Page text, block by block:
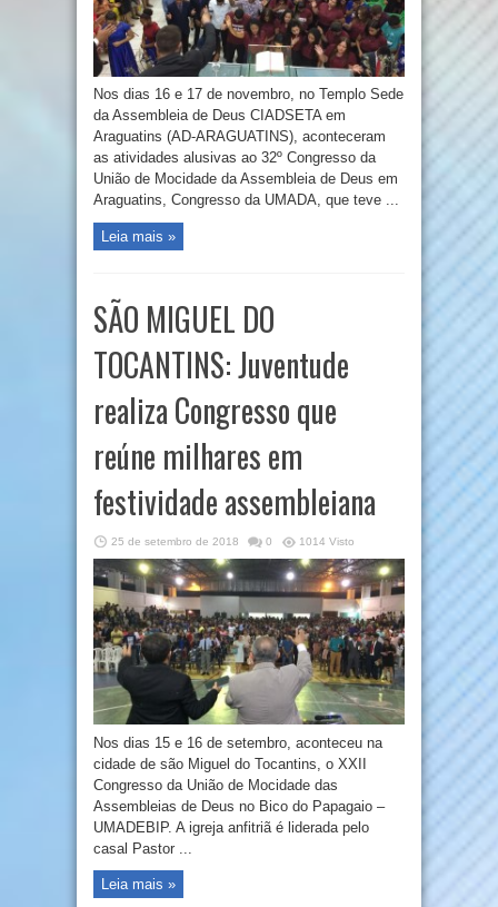
Nos dias 16 e 17 de novembro, no Templo Sede
da Assembleia de Deus CIADSETA em
Araguatins (AD-ARAGUATINS), aconteceram
as atividades alusivas ao 32º Congresso da
União de Mocidade da Assembleia de Deus em
Araguatins, Congresso da UMADA, que teve ...
Leia mais »
SÃO MIGUEL DO
TOCANTINS: Juventude
realiza Congresso que
reúne milhares em
festividade assembleiana
25 de setembro de 2018 0 1014 Visto
Nos dias 15 e 16 de setembro, aconteceu na
cidade de são Miguel do Tocantins, o XXII
Congresso da União de Mocidade das
Assembleias de Deus no Bico do Papagaio –
UMADEBIP. A igreja anfitriã é liderada pelo
casal Pastor ...
Leia mais »